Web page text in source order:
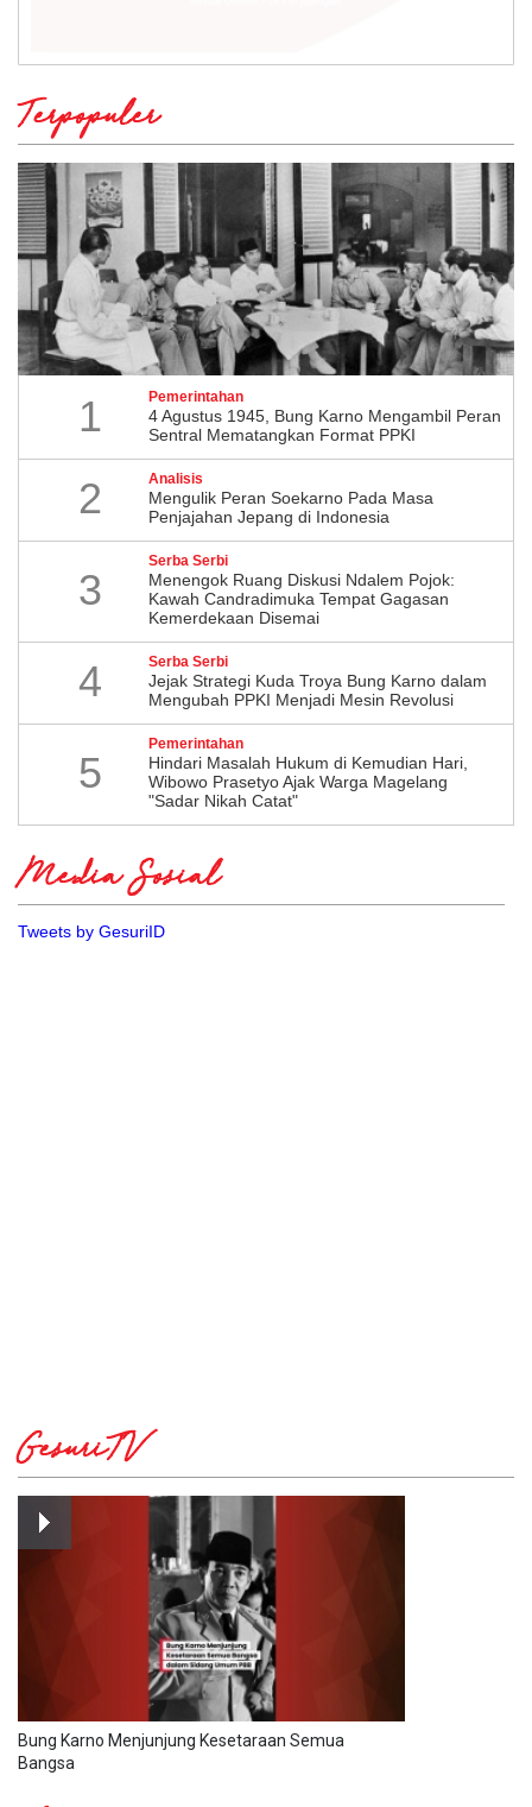
Terpopuler
1 Pemerintahan
4 Agustus 1945, Bung Karno Mengambil Peran
Sentral Mematangkan Format PPKI
2 Analisis
Mengulik Peran Soekarno Pada Masa
Penjajahan Jepang di Indonesia
3
Serba Serbi
Menengok Ruang Diskusi Ndalem Pojok:
Kawah Candradimuka Tempat Gagasan
Kemerdekaan Disemai
4 Serba Serbi
Jejak Strategi Kuda Troya Bung Karno dalam
Mengubah PPKI Menjadi Mesin Revolusi
5
Pemerintahan
Hindari Masalah Hukum di Kemudian Hari,
Wibowo Prasetyo Ajak Warga Magelang
"Sadar Nikah Catat"
Media Sosial
Tweets by GesuriID
GesuriTV
Bung Karno Menjunjung Kesetaraan Semua
Bangsa